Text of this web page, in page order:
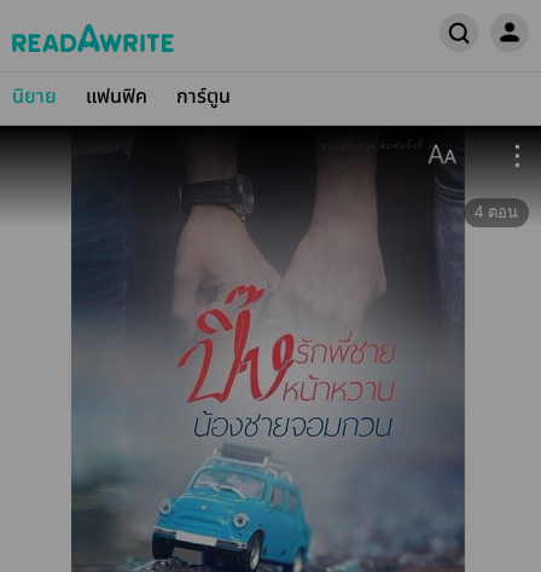
นิยาย แฟนฟิค การ์ตูน
4 ตอน